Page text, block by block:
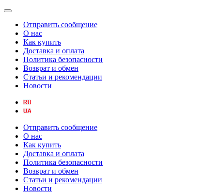
Отправить сообщение
О нас
Как купить
Доставка и оплата
Политика безопасности
Возврат и обмен
Статьи и рекомендации
Новости
Отправить сообщение
О нас
Как купить
Доставка и оплата
Политика безопасности
Возврат и обмен
Статьи и рекомендации
Новости